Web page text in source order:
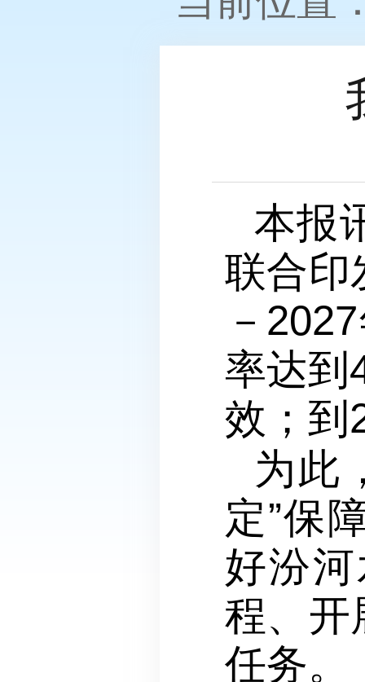
本报
联合印
－
率达到
效；到
为此
定”保
好汾
程、开
任务。